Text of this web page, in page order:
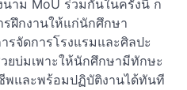
าม MoU ร่วมกันในครั้งนี้ ก็
รฝึกงานให้แก่นักศึกษา
รจัดการโรงแรมและศิลปะ
ยบ่มเพาะให้นักศึกษามีทักษะ
พและพร้อมปฏิบัติงานได้ทันที